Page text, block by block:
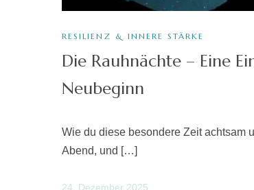
RESILIENZ & INNERE STÄRKE
Die Rauhnächte – Eine
Neubeginn
Wie du diese besondere Zeit achtsam
Abend, und […]
24. Dezember 2025